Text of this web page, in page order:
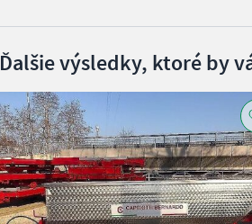
Ďalšie výsledky, ktoré by